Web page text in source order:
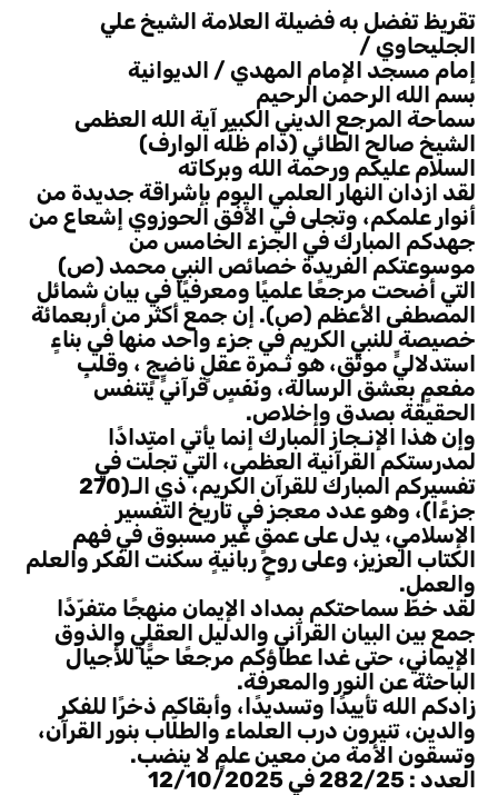
تقريظ تفضل به فضيلة العلامة الشيخ علي
الجليحاوي /
إمام مسجد الإمام المهدي / الديوانية
بسم الله الرحمن الرحيم
سماحة المرجع الديني الكبير آية الله العظمى
الشيخ صالح الطائي (دام ظلّه الوارف)
السلام عليكم ورحمة الله وبركاته
لقد ازدان النهار العلمي اليوم بإشراقة جديدة من
أنوار علمكم، وتجلى في الأفق الحوزوي إشعاع من
جهدكم المبارك في الجزء الخامس من
موسوعتكم الفريدة خصائص النبي محمد (ص)
التي أضحت مرجعًا علميًا ومعرفيًا في بيان شمائل
المصطفى الأعظم (ص). إن جمع أكثر من أربعمائة
خصيصة للنبي الكريم في جزء واحد منها في بناءٍ
استدلاليٍّ موثّق، هو ثـمرة عقلٍ ناضجٍ ، وقلبٍ
مفعمٍ بعشق الرسالة، ونَفَسٍ قرآنيٍّ يتنفس
الحقيقة بصدق وإخلاص.
وإن هذا الإنـجاز المبارك إنما يأتي امتدادًا
لمدرستكم القرآنية العظمى، التي تجلّت في
تفسيركم المبارك للقرآن الكريم، ذي الـ(270
جزءًا)، وهو عدد معجز في تاريخ التفسير
الإسلامي، يدل على عمقٍ غير مسبوق في فهم
الكتاب العزيز، وعلى روحٍ ربانيةٍ سكنت الفكر والعلم
والعمل.
لقد خطّ سماحتكم بمداد الإيمان منهجًا متفرّدًا
جمع بين البيان القرآني والدليل العقلي والذوق
الإيماني، حتى غدا عطاؤكم مرجعًا حيًّا للأجيال
الباحثة عن النور والمعرفة.
زادكم الله تأييدًا وتسديدًا، وأبقاكم ذخرًا للفكر
والدين، تنيرون درب العلماء والطلّاب بنور القرآن،
وتسقون الأمة من معين علمٍ لا ينضب.
العدد : 282/25 في 12/10/2025